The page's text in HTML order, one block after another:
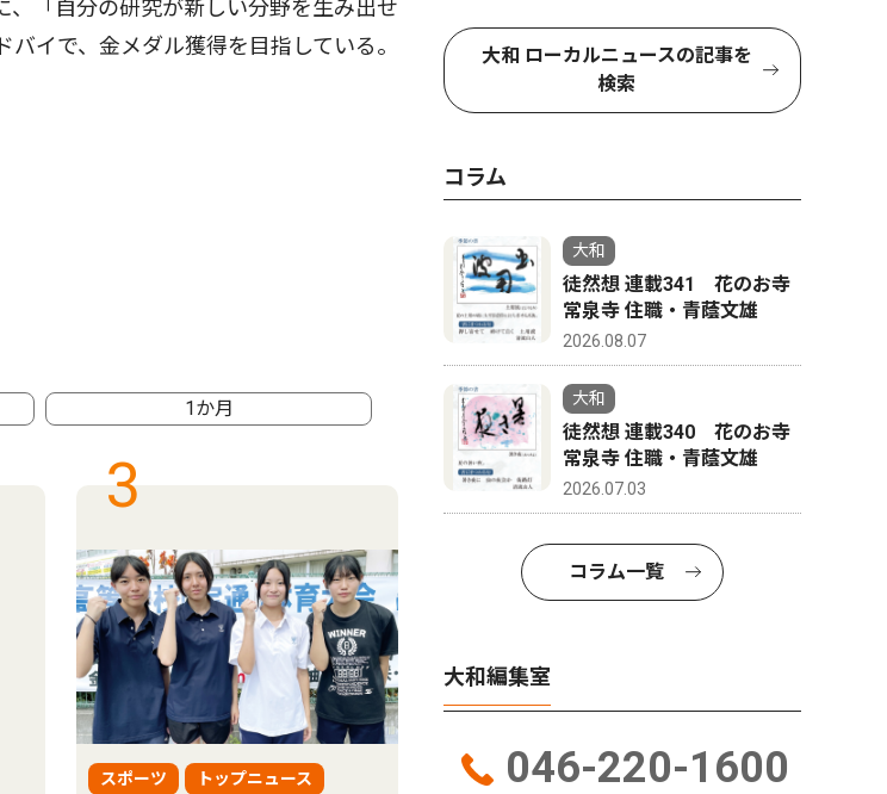
「自分の研究が新しい分野を生み出せ
イで、金メダル獲得を目指している。
1か月
3
スポーツ トップニュース
4
社会
大和 ローカルニュースの記事を
検索
コラム
大和
徒然想 連載341 花のお寺
常泉寺 住職・青蔭文雄
2026.08.07
大和
徒然想 連載340 花のお寺
常泉寺 住職・青蔭文雄
2026.07.03
コラム一覧
大和編集室
046-220-1600